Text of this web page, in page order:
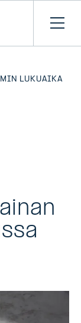
Avaa
LUKUAIKA